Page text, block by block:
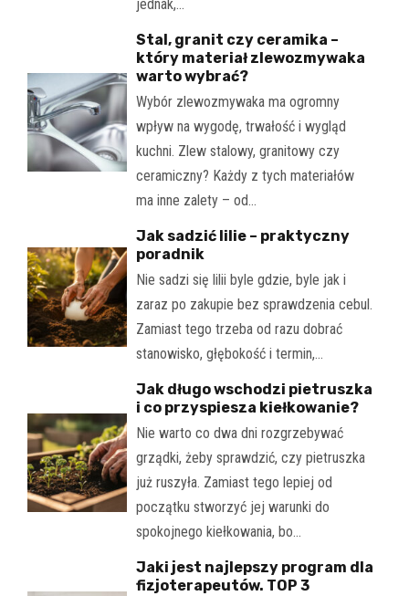
jednak,…
Stal, granit czy ceramika –
który materiał zlewozmywaka
warto wybrać?
Wybór zlewozmywaka ma ogromny
wpływ na wygodę, trwałość i wygląd
kuchni. Zlew stalowy, granitowy czy
ceramiczny? Każdy z tych materiałów
ma inne zalety – od…
Jak sadzić lilie – praktyczny
poradnik
Nie sadzi się lilii byle gdzie, byle jak i
zaraz po zakupie bez sprawdzenia cebul.
Zamiast tego trzeba od razu dobrać
stanowisko, głębokość i termin,…
Jak długo wschodzi pietruszka
i co przyspiesza kiełkowanie?
Nie warto co dwa dni rozgrzebywać
grządki, żeby sprawdzić, czy pietruszka
już ruszyła. Zamiast tego lepiej od
początku stworzyć jej warunki do
spokojnego kiełkowania, bo…
Jaki jest najlepszy program dla
fizjoterapeutów. TOP 3